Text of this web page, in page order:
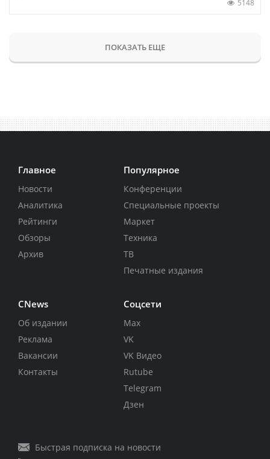
5148
ПОКАЗАТЬ ЕЩЕ
Главное
Новости
Аналитика
Рейтинги
Обзоры
Архив
Популярное
Конференции
Специальные проекты
Маркет
Техника
ТВ
Печатные издания
CNews
Об издании
Реклама
Вакансии
Контакты
Соцсети
Max
VK
VK Видео
Rutube
Telegram
Дзен
Быстрая подписка на новости